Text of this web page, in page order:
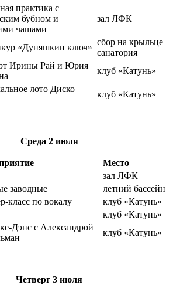
практика с
бубном и
чашами
зал ЛФК
«Дуняшкин ключ»
сбор на крыльце
санатория
Ирины Рай и Юрия
клуб «Катунь»
лото Диско —
клуб «Катунь»
Среда 2 июля
Место
зал ЛФК
заводные
летний бассейн
класс по вокалу
клуб «Катунь»
клуб «Катунь»
Дэнс с Александрой
клуб «Катунь»
Четверг 3 июля